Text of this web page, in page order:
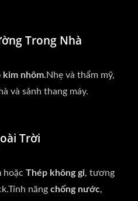
Trong Nhà
kim nhôm.Nhẹ và thẩm mỹ,
và sảnh thang máy.
Trời
hoặc Thép không gỉ, tương
năng chống nước,